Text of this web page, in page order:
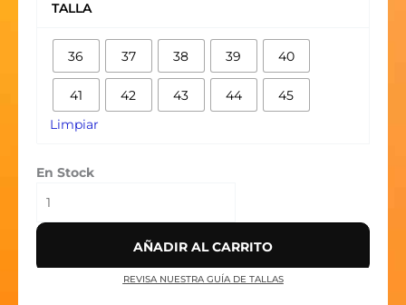
TALLA
36 37 38 39 40
41 42 43 44 45
Limpiar
En Stock
KAWS
'BLACK'
cantidad
AÑADIR AL CARRITO
REVISA NUESTRA GUÍA DE TALLAS